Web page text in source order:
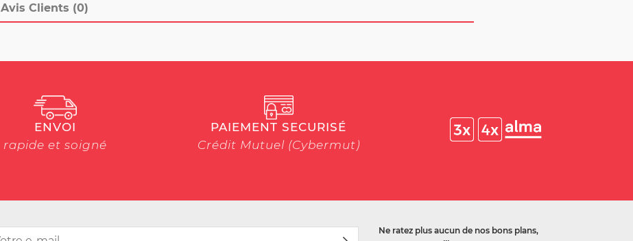
Avis Clients (0)
ENVOI
rapide et soigné
PAIEMENT SECURISÉ
Crédit Mutuel (Cybermut)
Ne ratez plus aucun de nos bons plans,